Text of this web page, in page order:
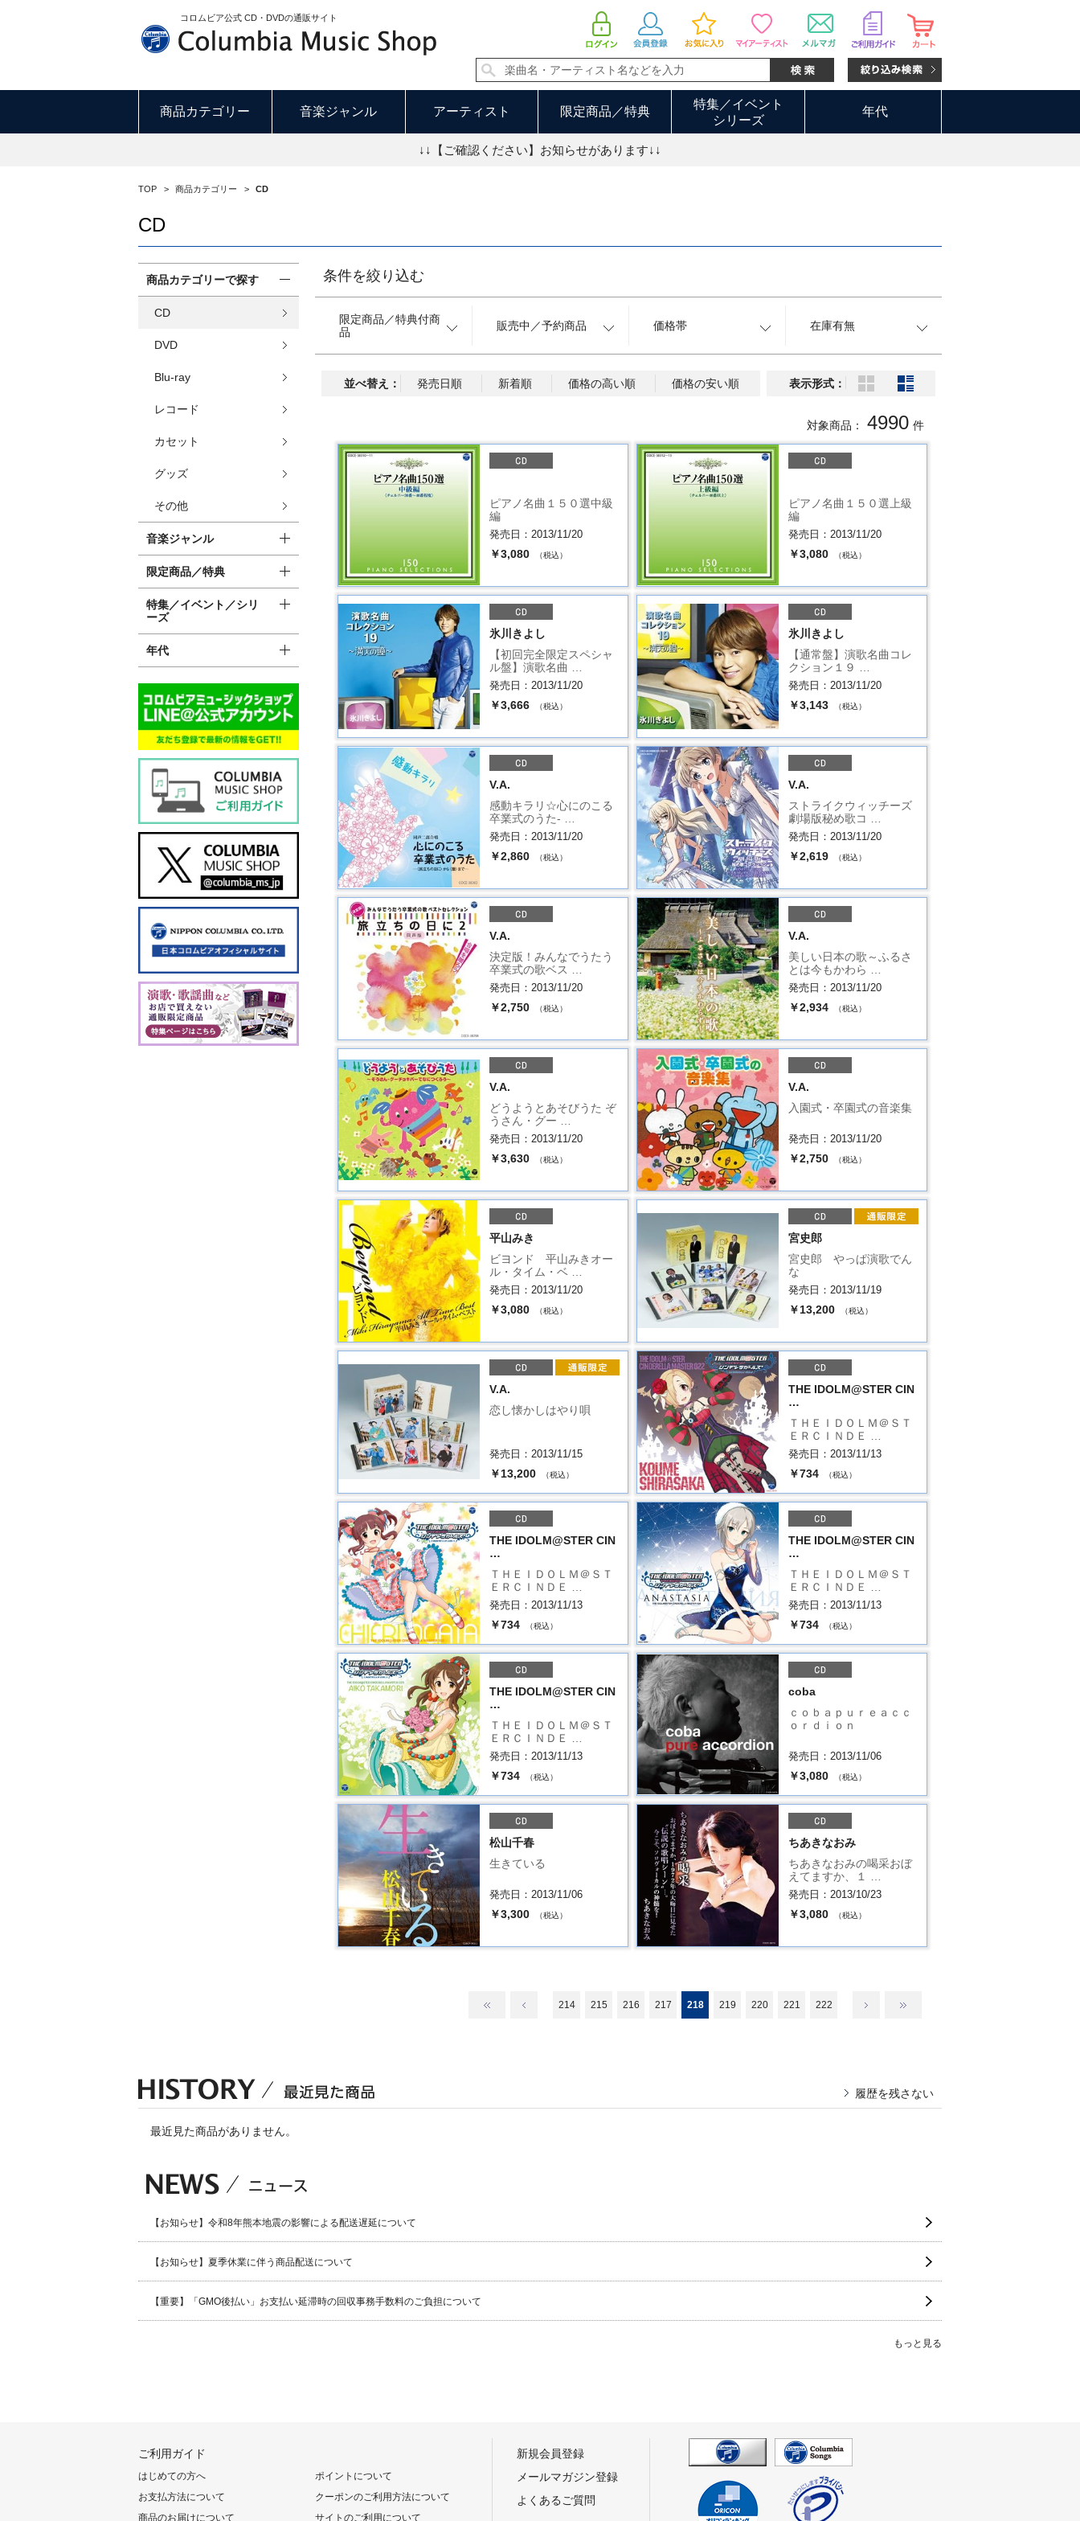
コロムビア公式 CD・DVDの通販サイト
商品カテゴリー 音楽ジャンル アーティスト 限定商品／特典
特集／イベント
シリーズ
年代
↓↓【ご確認ください】お知らせがあります↓↓
TOP > 商品カテゴリー > CD
CD
条件を絞り込む
限定商品／特典付商
品
販売中／予約商品 価格帯 在庫有無
並べ替え： 発売日順 新着順 価格の高い順 価格の安い順 表示形式：
対象商品： 4990 件
ピアノ名曲１５０選中級
編
発売日：2013/11/20
￥3,080 （税込）
ピアノ名曲１５０選上級
編
発売日：2013/11/20
￥3,080 （税込）
氷川きよし
【初回完全限定スペシャ
ル盤】演歌名曲 …
発売日：2013/11/20
￥3,666 （税込）
氷川きよし
【通常盤】演歌名曲コレ
クション１９ …
発売日：2013/11/20
￥3,143 （税込）
V.A.
感動キラリ☆心にのこる
卒業式のうた- …
発売日：2013/11/20
￥2,860 （税込）
V.A.
ストライクウィッチーズ
劇場版秘め歌コ …
発売日：2013/11/20
￥2,619 （税込）
V.A.
決定版！みんなでうたう
卒業式の歌ベス …
発売日：2013/11/20
￥2,750 （税込）
V.A.
美しい日本の歌～ふるさ
とは今もかわら …
発売日：2013/11/20
￥2,934 （税込）
V.A.
どうようとあそびうた ぞ
うさん・グー …
発売日：2013/11/20
￥3,630 （税込）
V.A.
入園式・卒園式の音楽集
発売日：2013/11/20
￥2,750 （税込）
平山みき
ビヨンド 平山みきオー
ル・タイム・ベ …
発売日：2013/11/20
￥3,080 （税込）
宮史郎
宮史郎 やっぱ演歌でん
な
発売日：2013/11/19
￥13,200 （税込）
V.A.
恋し懐かしはやり唄
発売日：2013/11/15
￥13,200 （税込）
THE IDOLM@STER CIN
…
ＴＨＥＩＤＯＬＭ＠ＳＴ
ＥＲＣＩＮＤＥ …
発売日：2013/11/13
￥734 （税込）
THE IDOLM@STER CIN
…
ＴＨＥＩＤＯＬＭ＠ＳＴ
ＥＲＣＩＮＤＥ …
発売日：2013/11/13
￥734 （税込）
THE IDOLM@STER CIN
…
ＴＨＥＩＤＯＬＭ＠ＳＴ
ＥＲＣＩＮＤＥ …
発売日：2013/11/13
￥734 （税込）
THE IDOLM@STER CIN
…
ＴＨＥＩＤＯＬＭ＠ＳＴ
ＥＲＣＩＮＤＥ …
発売日：2013/11/13
￥734 （税込）
coba
ｃｏｂａｐｕｒｅａｃｃ
ｏｒｄｉｏｎ
発売日：2013/11/06
￥3,080 （税込）
松山千春
生きている
発売日：2013/11/06
￥3,300 （税込）
ちあきなおみ
ちあきなおみの喝采おぼ
えてますか、１ …
発売日：2013/10/23
￥3,080 （税込）
214 215 216 217 218 219 220 221 222
商品カテゴリーで探す
CD
DVD
Blu-ray
レコード
カセット
グッズ
その他
音楽ジャンル
限定商品／特典
特集／イベント／シリ
ーズ
年代
最近見た商品がありません。
履歴を残さない
【お知らせ】令和8年熊本地震の影響による配送遅延について
【お知らせ】夏季休業に伴う商品配送について
【重要】「GMO後払い」お支払い延滞時の回収事務手数料のご負担について
もっと見る
ご利用ガイド
はじめての方へ
お支払方法について
商品のお届けについて
ポイントについて
クーポンのご利用方法について
サイトのご利用について
新規会員登録
メールマガジン登録
よくあるご質問